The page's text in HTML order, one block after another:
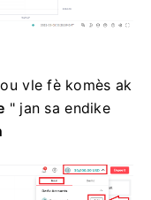
vle fè komès ak
" jan sa endike